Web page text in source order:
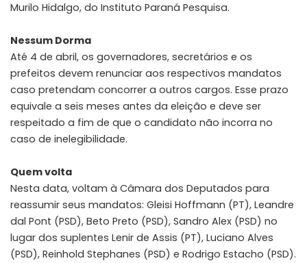
Murilo Hidalgo, do Instituto Paraná Pesquisa.
Nessum Dorma
Até 4 de abril, os governadores, secretários e os
prefeitos devem renunciar aos respectivos mandatos
caso pretendam concorrer a outros cargos. Esse prazo
equivale a seis meses antes da eleição e deve ser
respeitado a fim de que o candidato não incorra no
caso de inelegibilidade.
Quem volta
Nesta data, voltam à Câmara dos Deputados para
reassumir seus mandatos: Gleisi Hoffmann (PT), Leandre
dal Pont (PSD), Beto Preto (PSD), Sandro Alex (PSD) no
lugar dos suplentes Lenir de Assis (PT), Luciano Alves
(PSD), Reinhold Stephanes (PSD) e Rodrigo Estacho (PSD).